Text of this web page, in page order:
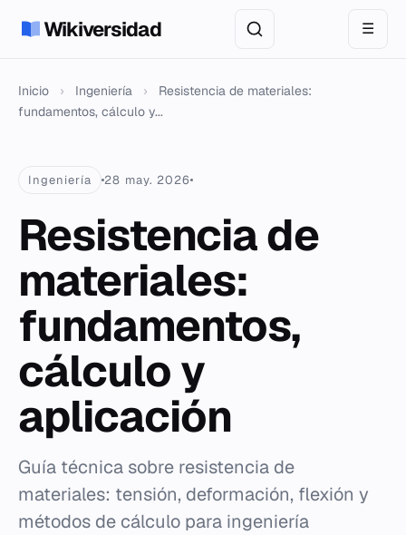
Wikiversidad ☰
Inicio › Ingeniería ›
Resistencia de materiales:
fundamentos, cálculo y...
Ingeniería 28 may. 2026
Resistencia de
materiales:
fundamentos,
cálculo y
aplicación
Guía técnica sobre resistencia de
materiales: tensión, deformación, flexión y
métodos de cálculo para ingeniería